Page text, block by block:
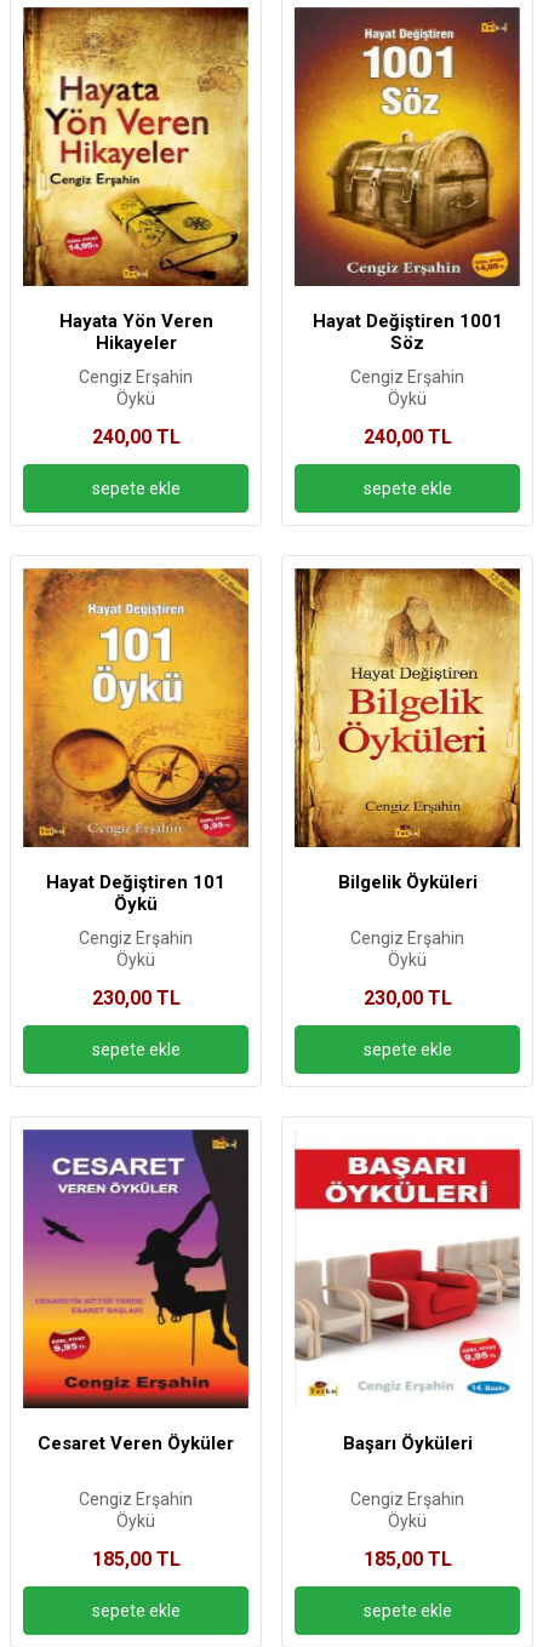
Hayata Yön Veren
Hikayeler
Cengiz Erşahin
Öykü
240,00 TL
Hayat Değiştiren 1001
Söz
Cengiz Erşahin
Öykü
240,00 TL
Hayat Değiştiren 101
Öykü
Cengiz Erşahin
Öykü
230,00 TL
Bilgelik Öyküleri
Cengiz Erşahin
Öykü
230,00 TL
Cesaret Veren Öyküler
Cengiz Erşahin
Öykü
185,00 TL
Başarı Öyküleri
Cengiz Erşahin
Öykü
185,00 TL